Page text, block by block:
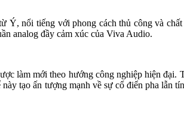
nổi tiếng với phong cách thủ công và
analog đầy cảm xúc của Viva Audio.
làm mới theo hướng công nghiệp hiện
tạo ấn tượng mạnh về sự cổ điển pha lẫn